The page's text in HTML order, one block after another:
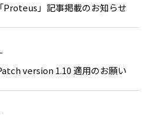
Proteus」記事掲載のお知らせ
version 1.10 適用のお願い